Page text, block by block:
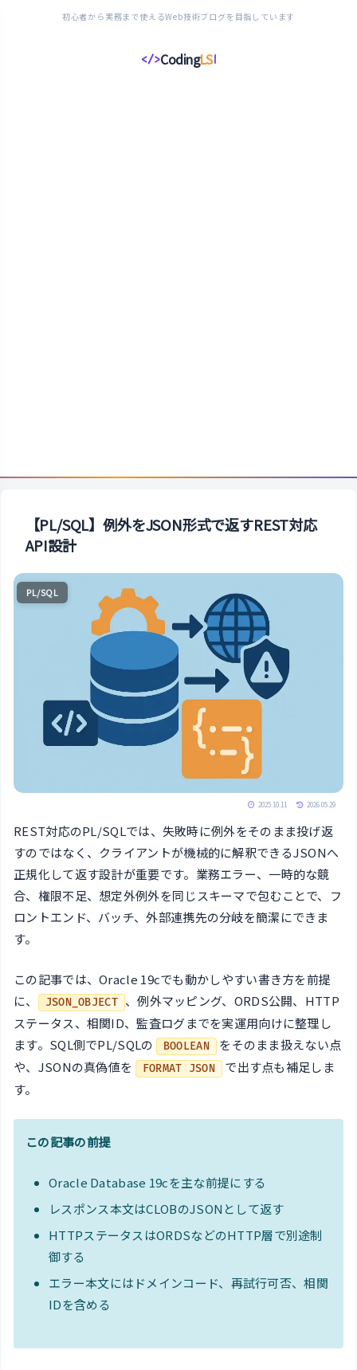
初心者から実務まで使えるWeb技術ブログを目指しています
</>CodingLS
コ
【PL/SQL】例外をJSON形式で返すREST対応
API設計
PL/SQL
2025.10.11 2026.05.29
REST対応のPL/SQLでは、失敗時に例外をそのまま投げ返
すのではなく、クライアントが機械的に解釈できるJSONへ
正規化して返す設計が重要です。業務エラー、一時的な競
合、権限不足、想定外例外を同じスキーマで包むことで、フ
ロントエンド、バッチ、外部連携先の分岐を簡潔にできま
す。
この記事では、Oracle 19cでも動かしやすい書き方を前提
に、
JSON_OBJECT 、例外マッピング、ORDS公開、HTTP
ステータス、相関ID、監査ログまでを実運用向けに整理し
ます。SQL側でPL/SQLの
BOOLEAN
をそのまま扱えない点
や、JSONの真偽値を
FORMAT JSON
で出す点も補足しま
す。
この記事の前提
Oracle Database 19cを主な前提にする
レスポンス本文はCLOBのJSONとして返す
HTTPステータスはORDSなどのHTTP層で別途制
御する
エラー本文にはドメインコード、再試行可否、相関
IDを含める